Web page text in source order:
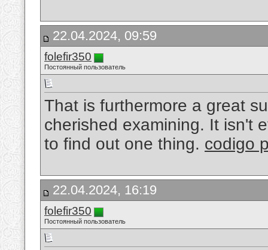
22.04.2024, 09:59
folefir350
Постоянный пользователь
That is furthermore a great
cherished examining. It isn't
to find out one thing. codigo
22.04.2024, 16:19
folefir350
Постоянный пользователь